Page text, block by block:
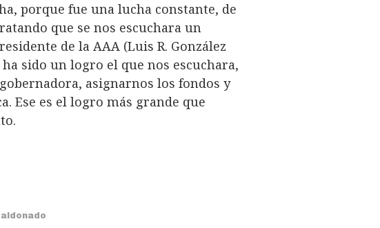
porque fue una lucha constante, de
que se nos escuchara un
de la AAA (Luis R. González
sido un logro el que nos escuchara,
asignarnos los fondos y
Ese es el logro más grande que